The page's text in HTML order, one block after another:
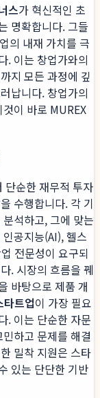
스가 혁신적인 초
명확합니다. 그들
의 내재 가치를 극
. 이는 창업가와의
지 모든 과정에 깊
납니다. 창업가의
이 바로 MUREX
단순한 재무적 투자
수행합니다. 각 기
석하고, 그에 맞는
공지능(AI), 헬스
전문성이 요구되
. 시장의 흐름을 꿰
바탕으로 제품 개
타트업이 가장 필요
. 이는 단순한 자문
하고 문제를 해결
밀착 지원은 스타
있는 단단한 기반